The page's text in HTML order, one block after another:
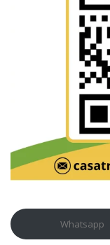
Whatsapp